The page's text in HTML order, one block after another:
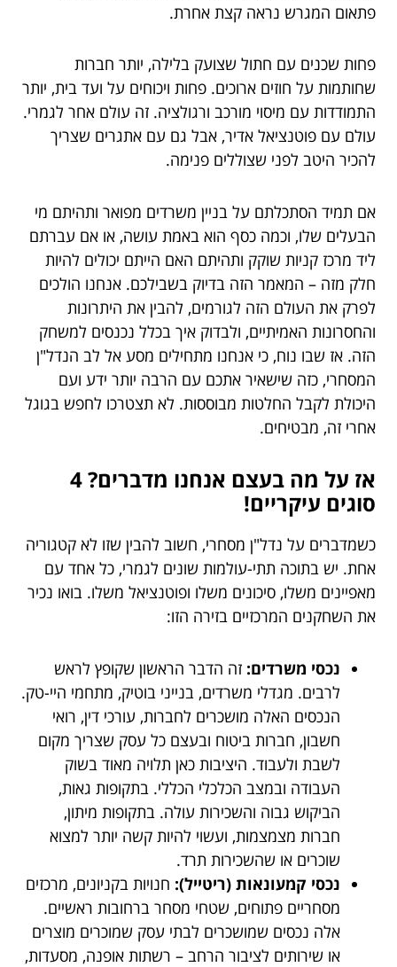
פתאום המגרש נראה קצת אחרת.
פחות שכנים עם חתול שצועק בלילה, יותר חברות
שחותמות על חוזים ארוכים. פחות ויכוחים על ועד בית, יותר
התמודדות עם מיסוי מורכב ורגולציה. זה עולם אחר לגמרי.
עולם עם פוטנציאל אדיר, אבל גם עם אתגרים שצריך
להכיר היטב לפני שצוללים פנימה.
אם תמיד הסתכלתם על בניין משרדים מפואר ותהיתם מי
הבעלים שלו, וכמה כסף הוא באמת עושה, או אם עברתם
ליד מרכז קניות שוקק ותהיתם האם הייתם יכולים להיות
חלק מזה – המאמר הזה בדיוק בשבילכם. אנחנו הולכים
לפרק את העולם הזה לגורמים, להבין את היתרונות
והחסרונות האמיתיים, ולבדוק איך בכלל נכנסים למשחק
הזה. אז שבו נוח, כי אנחנו מתחילים מסע אל לב הנדל"ן
המסחרי, כזה שישאיר אתכם עם הרבה יותר ידע ועם
היכולת לקבל החלטות מבוססות. לא תצטרכו לחפש בגוגל
אחרי זה, מבטיחים.
אז על מה בעצם אנחנו מדברים? 4
סוגים עיקריים!
כשמדברים על נדל"ן מסחרי, חשוב להבין שזו לא קטגוריה
אחת. יש בתוכה תתי-עולמות שונים לגמרי, כל אחד עם
מאפיינים משלו, סיכונים משלו ופוטנציאל משלו. בואו נכיר
את השחקנים המרכזיים בזירה הזו:
נכסי משרדים: זה הדבר הראשון שקופץ לראש
לרבים. מגדלי משרדים, בנייני בוטיק, מתחמי היי-טק.
הנכסים האלה מושכרים לחברות, עורכי דין, רואי
חשבון, חברות ביטוח ובעצם כל עסק שצריך מקום
לשבת ולעבוד. היציבות כאן תלויה מאוד בשוק
העבודה ובמצב הכלכלי הכללי. בתקופות גאות,
הביקוש גבוה והשכירות עולה. בתקופות מיתון,
חברות מצמצמות, ועשוי להיות קשה יותר למצוא
שוכרים או שהשכירות תרד.
נכסי קמעונאות (ריטייל): חנויות בקניונים, מרכזים
מסחריים פתוחים, שטחי מסחר ברחובות ראשיים.
אלה נכסים שמושכרים לבתי עסק שמוכרים מוצרים
או שירותים לציבור הרחב – רשתות אופנה, מסעדות,